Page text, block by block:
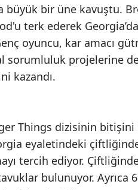
büyük bir üne kavuştu.
terk ederek
oyuncu, kar amacı
sorumluluk projelerine
kazandı.
Things dizisinin
eyaletindeki
tercih ediyor.
bulunuyor. Ayrıca